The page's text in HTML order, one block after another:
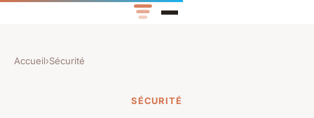
Accueil›Sécurité
SÉCURITÉ